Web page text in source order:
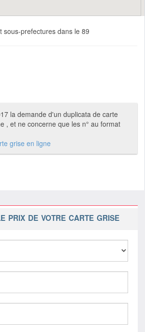
sous-prefectures dans le 89
la demande d'un duplicata de carte
, et ne concerne que les n° au format
grise en ligne
PRIX DE VOTRE CARTE GRISE